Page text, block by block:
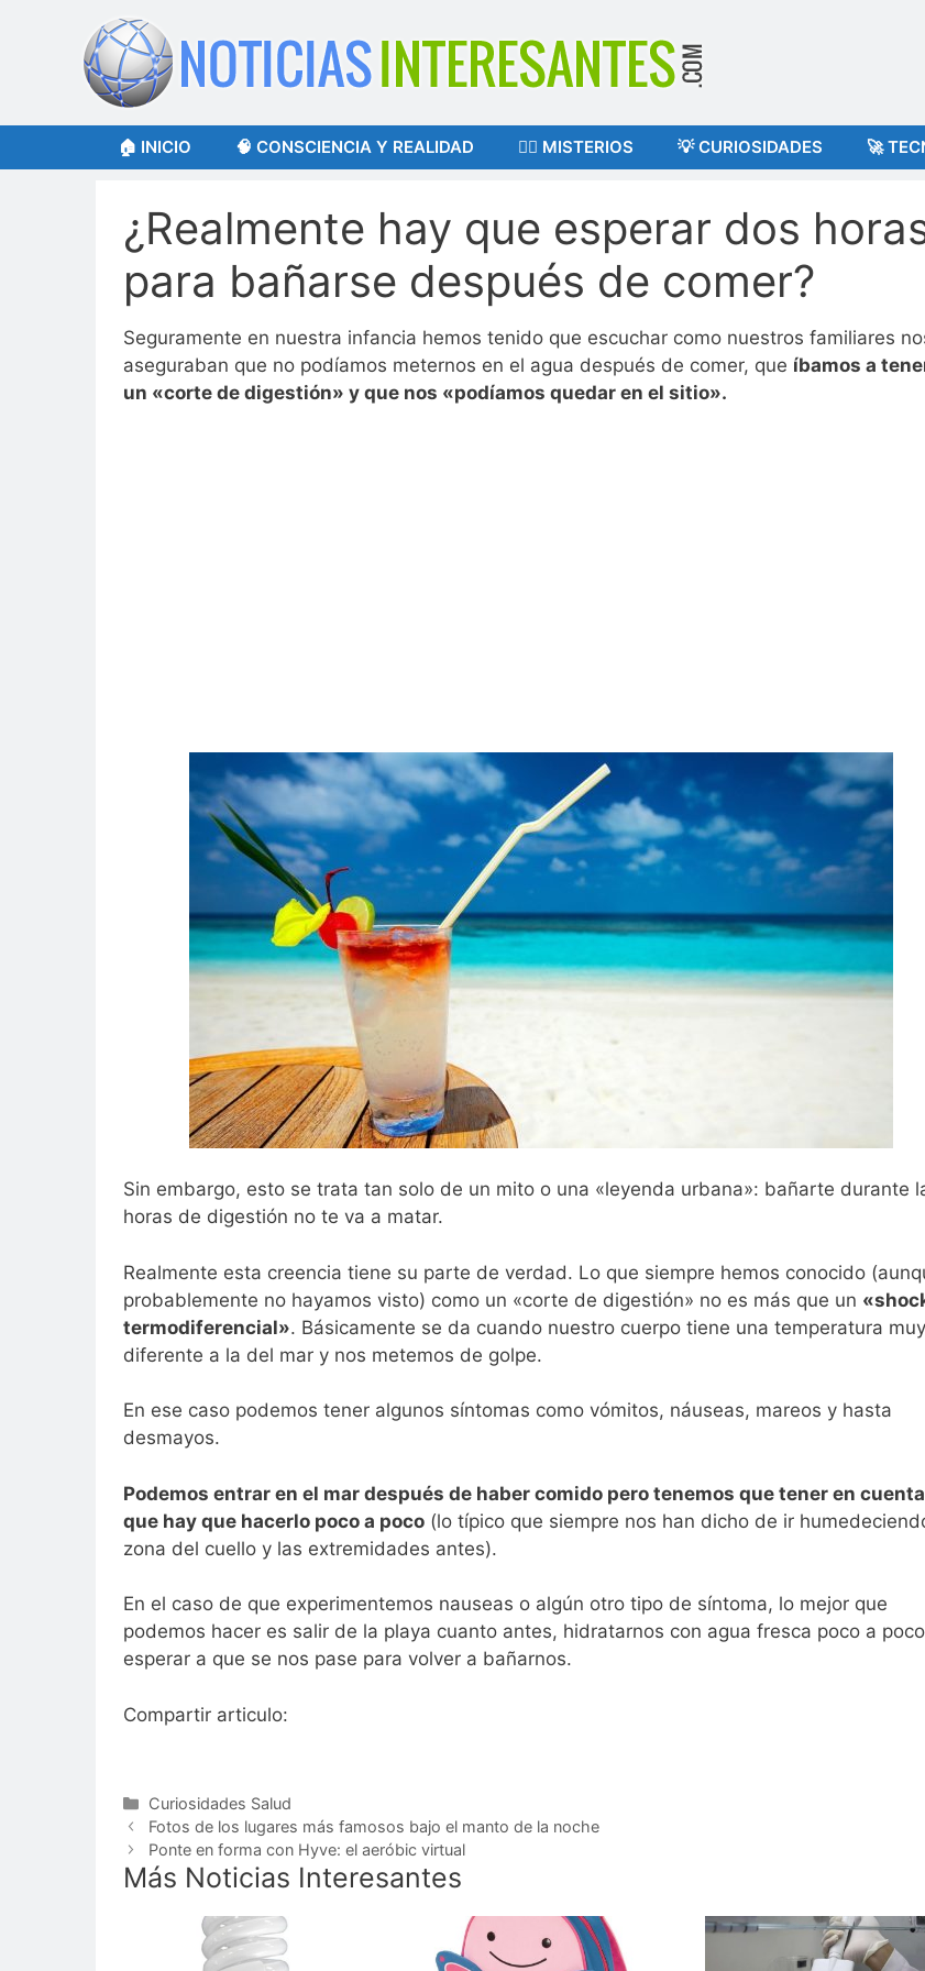
contenido
🏠 INICIO 🧠 CONSCIENCIA Y REALIDAD 🕵️‍♂️ MISTERIOS 💡 CURIOSIDADES 🚀
¿Realmente hay que esperar dos
para bañarse después de comer?
Seguramente en nuestra infancia hemos tenido que escuchar como nuestros familiares
aseguraban que no podíamos meternos en el agua después de comer, que íbamos a
un «corte de digestión» y que nos «podíamos quedar en el sitio».
Sin embargo, esto se trata tan solo de un mito o una «leyenda urbana»: bañarte durante
horas de digestión no te va a matar.
Realmente esta creencia tiene su parte de verdad. Lo que siempre hemos conocido
probablemente no hayamos visto) como un «corte de digestión» no es más que un
termodiferencial». Básicamente se da cuando nuestro cuerpo tiene una temperatura muy
diferente a la del mar y nos metemos de golpe.
En ese caso podemos tener algunos síntomas como vómitos, náuseas, mareos y hasta
desmayos.
Podemos entrar en el mar después de haber comido pero tenemos que tener en cuenta
que hay que hacerlo poco a poco (lo típico que siempre nos han dicho de ir
zona del cuello y las extremidades antes).
En el caso de que experimentemos nauseas o algún otro tipo de síntoma, lo mejor que
podemos hacer es salir de la playa cuanto antes, hidratarnos con agua fresca poco a
esperar a que se nos pase para volver a bañarnos.
Compartir articulo:
Categorías
Curiosidades Salud
Fotos de los lugares más famosos bajo el manto de la noche
Ponte en forma con Hyve: el aeróbic virtual
Más Noticias Interesantes